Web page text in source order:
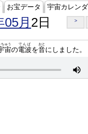
お宝データ 宇宙カレン
05月 2日 >
宙
ちゅう
の電波
でんぱ
を音
おと
にしました。